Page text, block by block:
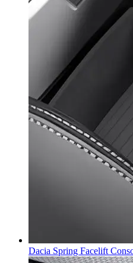
Dacia Spring Facelift